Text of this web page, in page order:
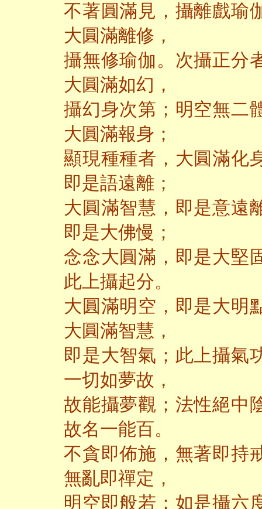
不著圓滿見，攝離戲瑜
大圓滿離修，
攝無修瑜伽。次攝正分
大圓滿如幻，
攝幻身次第；明空無二
大圓滿報身；
顯現種種者，大圓滿化
即是語遠離；
大圓滿智慧，即是意遠
即是大佛慢；
念念大圓滿，即是大堅
此上攝起分。
大圓滿明空，即是大明
大圓滿智慧，
即是大智氣；此上攝氣
一切如夢故，
故能攝夢觀；法性絕中
故名一能百。
不貪即佈施，無著即持
無亂即禪定，
明空即般若；如是攝六